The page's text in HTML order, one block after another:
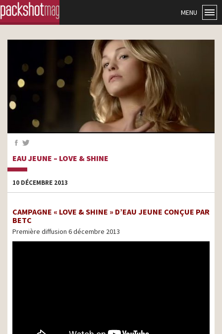
MENU
EAU JEUNE – LOVE & SHINE
10 DÉCEMBRE 2013
CAMPAGNE « LOVE & SHINE » D’EAU JEUNE CONÇUE PAR
BETC
Première diffusion 6 décembre 2013